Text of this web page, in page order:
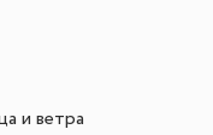
и ветра